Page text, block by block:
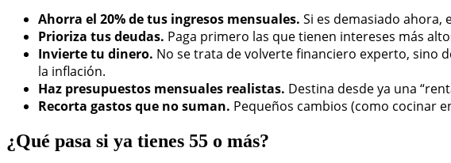
Ahorra el 20% de tus ingresos mensuales. Si es demasiado ahora,
Prioriza tus deudas. Paga primero las que tienen intereses más
Invierte tu dinero. No se trata de volverte financiero experto, sino
la inflación.
Haz presupuestos mensuales realistas. Destina desde ya una
Recorta gastos que no suman. Pequeños cambios (como cocinar
¿Qué pasa si ya tienes 55 o más?